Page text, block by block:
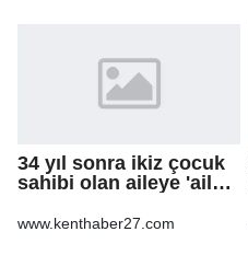
34 yıl sonra ikiz çocuk
sahibi olan aileye 'aile
www.kenthaber27.com